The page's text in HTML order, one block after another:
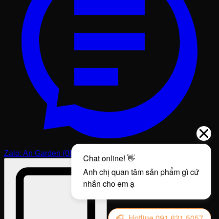
khích khách hàng gọi điện trực tiếp hoặc đến kho để
chúng ta cùng thảo luận về ý tưởng. Có những bức tượng
kích thước nhỏ nhưng yêu cầu chạm trổ cực kỳ tinh xảo
thì giá có thể cao hơn tượng lớn nhưng làm đơn giản. Tại
Phú Thọ Stone, sự minh bạch về giá cả và chất lượng
luôn được đặt lên hàng đầu.
Những lưu ý quan trọng khi thi
công và lắp đặt tượng đá
Một bức tượng đẹp nếu không được lắp đặt đúng cách sẽ
không phát huy hết vẻ đẹp và thậm chí còn tiềm ẩn nguy
cơ mất an toàn. Đá tự nhiên rất nặng, một bức tượng cao
1m5 có thể nặng từ vài tạ đến cả tấn. Do đó, phần móng
và bệ đỡ phải được tính toán cực kỳ cẩn thận. Tôi đã từng
chứng kiến những trường hợp khách hàng tự ý lắp đặt
trên nền đất yếu khiến tượng bị nghiêng sau một mùa
mưa, điều này không chỉ mất thẩm mỹ mà còn là điều đại
kỵ trong tâm linh.
khảo sát mặt bằng rất kỹ. Chúng tôi sử dụng các thiết bị
cẩu kéo chuyên dụng và đội ngũ thợ lắp đặt có kinh
Zalo: An Garden (0813.131.555)